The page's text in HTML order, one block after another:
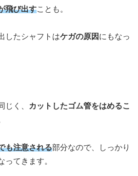
飛び出すことも。
したシャフトはケガの原因 にもなっ
じく、
カットしたゴム管をはめるこ
も注意される部分なので、しっかり
ってきます。